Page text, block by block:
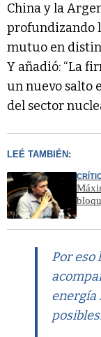
China y la
profundizando
mutuo en
Y añadió: “La
un nuevo salto
del sector
LEÉ TAMBIÉN:
Por eso
energía
posibles.